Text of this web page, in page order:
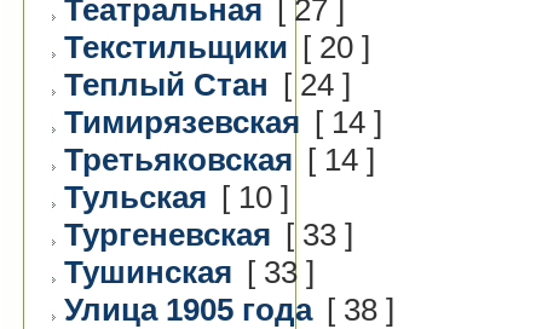
Театральная [ 27 ]
Текстильщики [ 20 ]
Теплый Стан [ 24 ]
Тимирязевская [ 14 ]
Третьяковская [ 14 ]
Тульская [ 10 ]
Тургеневская [ 33 ]
Тушинская [ 33 ]
Улица 1905 года [ 38 ]